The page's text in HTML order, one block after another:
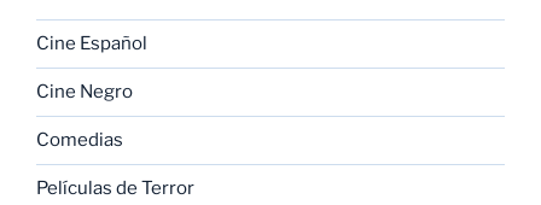
Cine Español
Cine Negro
Comedias
Películas de Terror